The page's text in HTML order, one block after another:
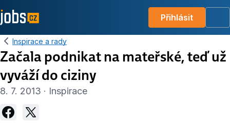
Přihlásit
Inspirace a rady
Začala podnikat na mateřské, teď už
vyváží do ciziny
8. 7. 2013 · Inspirace